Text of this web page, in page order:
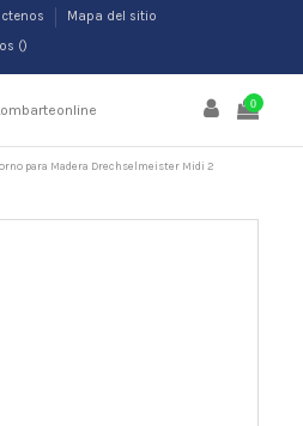
Mapa del sitio
()
0
para Madera Drechselmeister Midi 2